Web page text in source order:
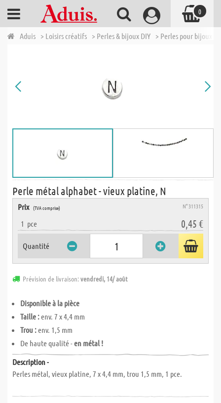
Aduis > Loisirs créatifs > Perles & bijoux DIY > Perles pour bijoux
Perle métal alphabet - vieux platine, N
Prix (TVA comprise) N° 311315
1 pce 0,45 €
Quantité
Prévision de livraison:vendredi, 14/ août
Disponible à la pièce
Taille :env. 7 x 4,4 mm
Trou :env. 1,5 mm
De haute qualité -en métal !
Description -
Perles métal, vieux platine, 7 x 4,4 mm, trou 1,5 mm, 1 pce.
0